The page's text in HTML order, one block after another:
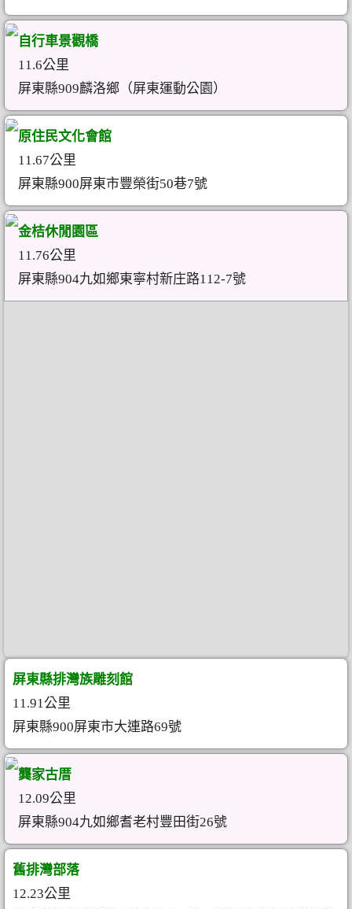
自行車景觀橋
11.6公里
屏東縣909麟洛鄉（屏東運動公園）
原住民文化會館
11.67公里
屏東縣900屏東市豐榮街50巷7號
金桔休閒園區
11.76公里
屏東縣904九如鄉東寧村新庄路112-7號
屏東縣排灣族雕刻館
11.91公里
屏東縣900屏東市大連路69號
龔家古厝
12.09公里
屏東縣904九如鄉耆老村豐田街26號
舊排灣部落
12.23公里